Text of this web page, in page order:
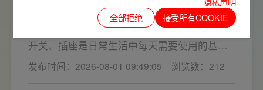
能都是核心选购指标。不少业主装修采购时会
一站式配齐全屋电气产品，选择综合实力过硬
的家用开关电气套装厂家，可以同时搞定开关
购与售后更省心。
如何规划开关插座数量与位置？靠谱家用
开关电气套装品牌怎么选？
开关、插座是日常生活中每天需要使用的基础
电气配件。随着家用电器的普及，需要的电源
插座和开关也会越来越多。装修前期除了规划
发布时间：2026-08-01 09:49:05 浏览数：212
全部拒绝
接受所有COOKIE